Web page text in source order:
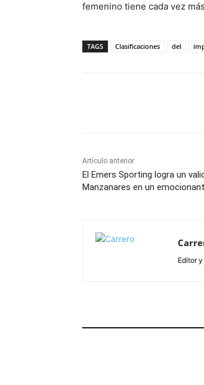
femenino tiene cada vez
TAGS Clasificaciones del
Artículo anterior
El Emers Sporting logra un
Manzanares en un
Editor